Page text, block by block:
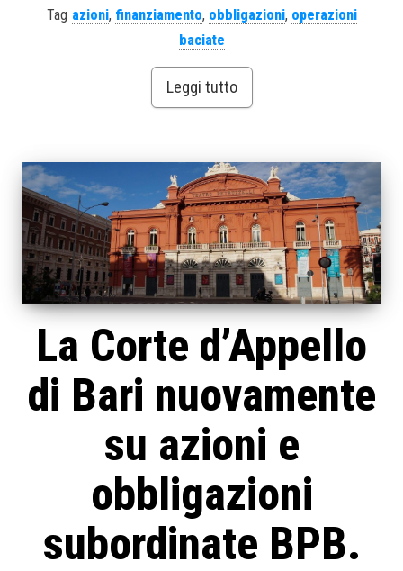
Tag azioni, finanziamento, obbligazioni, operazioni
baciate
Leggi tutto
La Corte d’Appello
di Bari nuovamente
su azioni e
obbligazioni
subordinate BPB.